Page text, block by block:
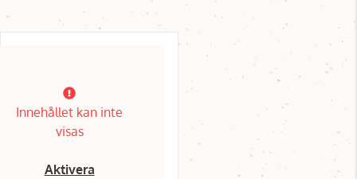
Innehållet kan inte
visas
Aktivera